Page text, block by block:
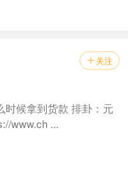
 关注
候拿到货款 排卦：元
...